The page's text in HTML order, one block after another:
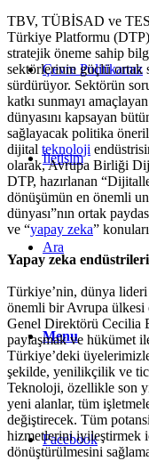
Çevre Politikamız
İletişim
Ara
Menu
Facebook
TBV, TÜBİSAD ve
Türkiye Platformu
stratejik öneme sahip
sektörlerinin güçlü ortak
sürdürüyor. Sektörün
katkı sunmayı
dünyasını kapsayan
sağlayacak politika
dijital teknoloji
olarak, Avrupa Birliği
DTP, hazırlanan
dönüşümün en önemli
dünyası”nın ortak
ve “yapay zeka”
Yapay zeka
Türkiye’nin, dünya
önemli bir Avrupa ülkesi
Genel Direktörü Cecilia
paylaşmak ve hükümet
Türkiye’deki
şekilde, yenilikçilik ve
Teknoloji, özellikle son
yeni alanlar, tüm
değiştirecek. Tüm
hizmetlerini iyileştirmek
dönüştürülmesini